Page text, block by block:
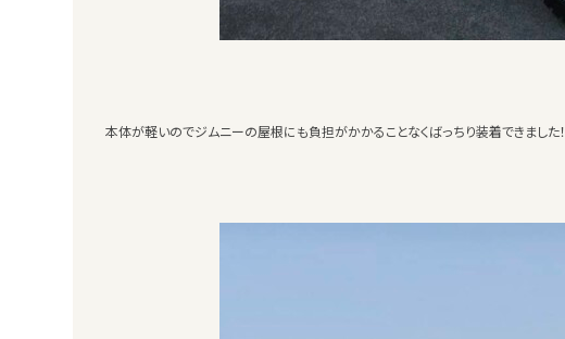
本体が軽いのでジムニーの屋根にも負担がかかることなくばっちり装着できました！